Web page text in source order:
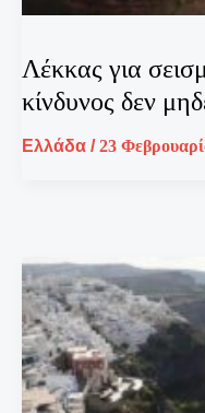
Λέκκας για
κίνδυνος δεν
Ελλάδα /23